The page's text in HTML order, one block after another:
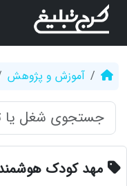
آموزش و پژوهش
مهد کودک